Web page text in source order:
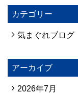
カテゴリー
気まぐれブログ
アーカイブ
2026年7月